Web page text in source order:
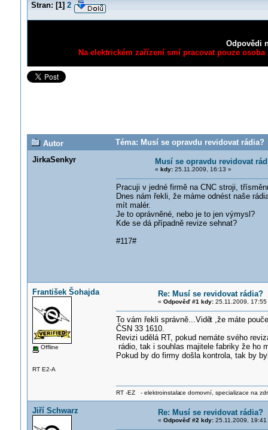
Stran: [1] 2
Odpovědi
Na elektrickém zařízení smí pracovat pouze
Autor
Téma: Musí se opravdu revidovat rádia?
JirkaSenkyr
Musí se opravdu revidovat
« kdy:25.11.2009, 16:13 »
Pracuji v jedné firmě na CNC stroji,
Dnes nám řekli, že máme odnést naše
mít malér.
Je to oprávněné, nebo je to jen výmysl?
Kde se dá případně revize sehnat?
#117#
František Šohajda
Offline
RT E2-A
Re: Musí se revidovat rádia?
« Odpověď #1 kdy:25.11.2009, 17:55
To vám řekli správně...Vidět ,že máte
ČSN 33 1610.
Revizi udělá RT, pokud nemáte svého
rádio, tak i souhlas majitele fabriky že ho
Pokud by do firmy došla kontrola, tak by
RT -EZ - elektroinstalace domovní, specializace na
Jiří Schwarz Re: Musí se revidovat rádia?
« Odpověď #2 kdy:25.11.2009, 19:41